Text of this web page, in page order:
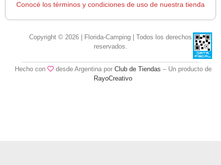
Conocé los términos y condiciones de uso de nuestra tienda
Copyright © 2026 | Florida-Camping | Todos los derechos
reservados.
Hecho con desde Argentina por Club de Tiendas – Un producto de
RayoCreativo